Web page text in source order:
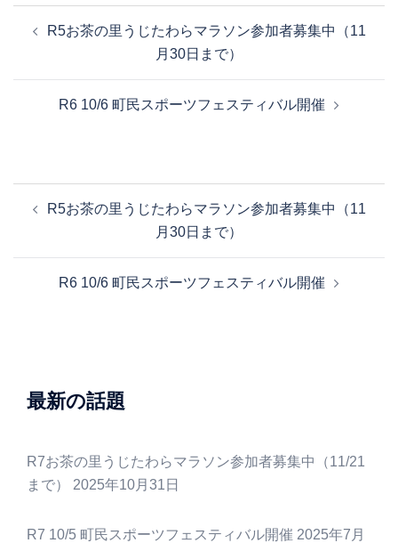
稿
ョ
ン
R5お茶の里うじたわらマラソン参加者募集中（11
月30日まで）
R6 10/6 町民スポーツフェスティバル開催
稿
ン
R5お茶の里うじたわらマラソン参加者募集中（11
月30日まで）
R6 10/6 町民スポーツフェスティバル開催
最新の話題
R7お茶の里うじたわらマラソン参加者募集中（11/21
まで）
2025年10月31日
R7 10/5 町民スポーツフェスティバル開催 2025年7月